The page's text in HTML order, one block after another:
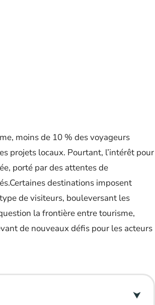
moins de 10 % des voyageurs
projets locaux. Pourtant, l’intérêt pour
porté par des attentes de
destinations imposent
de visiteurs, bouleversant les
la frontière entre tourisme,
de nouveaux défis pour les acteurs